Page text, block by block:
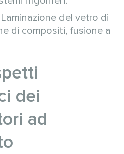
Laminazione del vetro di
di compositi, fusione a
dei
ad